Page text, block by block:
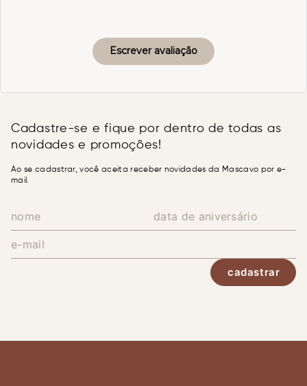
Escrever avaliação
Cadastre-se e fique por dentro de todas as
novidades e promoções!
Ao se cadastrar, você aceita receber novidades da Mascavo por e-
mail.
cadastrar